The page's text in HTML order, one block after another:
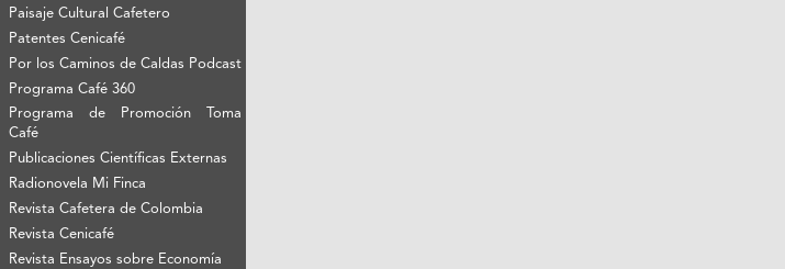
Paisaje Cultural Cafetero
Patentes Cenicafé
Por los Caminos de Caldas Podcast
Programa Café 360
Programa de Promoción Toma
Café
Publicaciones Científicas Externas
Radionovela Mi Finca
Revista Cafetera de Colombia
Revista Cenicafé
Revista Ensayos sobre Economía